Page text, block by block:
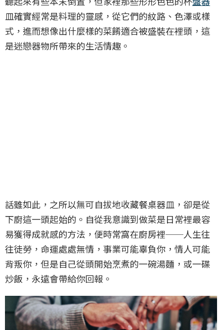
皿確實經常是料理的靈感，從它們的紋路、色澤或樣
式，進而想像出什麼樣的菜餚適合被盛裝在裡頭，這
是迷戀器物所帶來的生活情趣。
話雖如此，之所以無可自拔地收藏餐桌器皿，卻是從
下廚這一頭起始的。自從我意識到做菜是日常裡最容
易獲得成就感的方法，便時常窩在廚房裡──人生往
往徒勞，命運處處無情，事業可能辜負你，情人可能
背叛你，但是自己從頭開始烹煮的一碗湯麵，或一碟
炒飯，永遠會帶給你回報。